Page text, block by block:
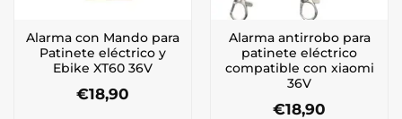
Alarma con Mando para
Patinete eléctrico y
Ebike XT60 36V
€18,90
Alarma antirrobo para
patinete eléctrico
compatible con xiaomi
36V
€18,90